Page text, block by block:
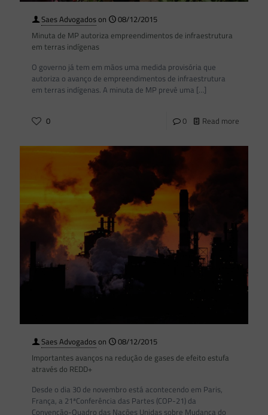
Saes Advogadoson
08/12/2015
Minuta de MP autoriza empreendimentos de infraestrutura
em terras indígenas
O governo já tem em mãos uma medida provisória que
autoriza o avanço de empreendimentos de infraestrutura
em terras indígenas. A minuta de MP prevê uma […]
0 0 Read more
Saes Advogadoson
08/12/2015
Importantes avanços na redução de gases de efeito estufa
através do REDD+
Desde o dia 30 de novembro está acontecendo em Paris,
França, a 21ªConferência das Partes (COP-21) da
Convenção-Quadro das Nações Unidas sobre Mudança do